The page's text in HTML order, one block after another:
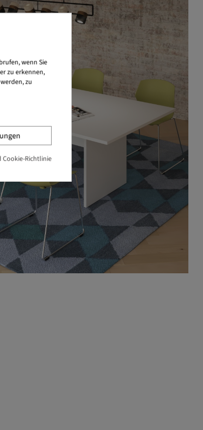
wenn Sie
zu erkennen,
zu
Cookie-Richtlinie